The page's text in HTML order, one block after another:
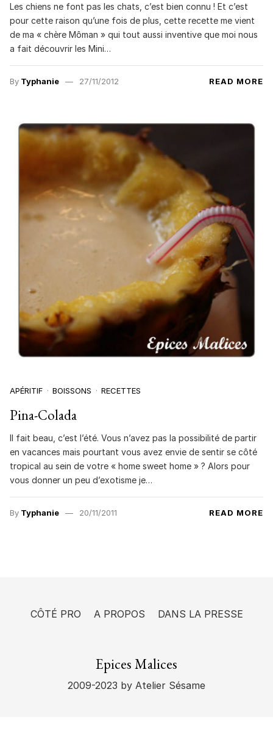
Les chiens ne font pas les chats, c’est bien connu ! Et c’est
pour cette raison qu’une fois de plus, cette recette me vient
de ma « chère Môman » qui tout aussi inventive que moi nous
a fait découvrir les Mini…
By Typhanie 27/11/2012 READ MORE
APÉRITIF BOISSONS RECETTES
Pina-Colada
Il fait beau, c’est l’été. Vous n’avez pas la possibilité de partir
en vacances mais pourtant vous avez envie de sentir se côté
tropical au sein de votre « home sweet home » ? Alors pour
vous donner un peu d’exotisme je…
By Typhanie 20/11/2011 READ MORE
CÔTÉ PRO A PROPOS DANS LA PRESSE
Epices Malices
2009-2023 by Atelier Sésame